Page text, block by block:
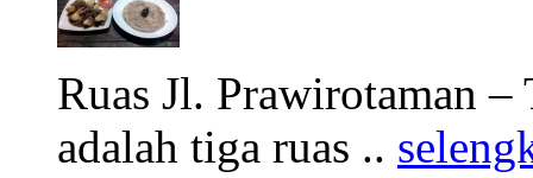
Ruas Jl. Prawirotaman
adalah tiga ruas ..